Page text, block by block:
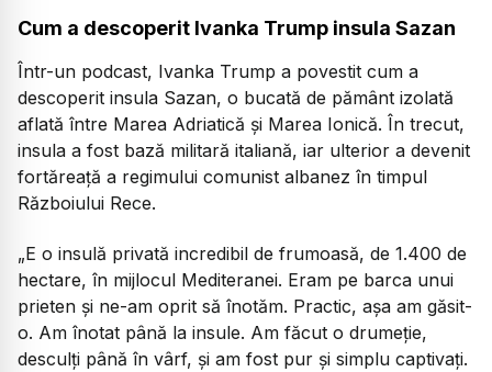
Cum a descoperit Ivanka Trump insula Sazan
Într-un podcast, Ivanka Trump a povestit cum a
descoperit insula Sazan, o bucată de pământ izolată
aflată între Marea Adriatică și Marea Ionică. În trecut,
insula a fost bază militară italiană, iar ulterior a devenit
fortăreață a regimului comunist albanez în timpul
Războiului Rece.
„E o insulă privată incredibil de frumoasă, de 1.400 de
hectare, în mijlocul Mediteranei. Eram pe barca unui
prieten și ne-am oprit să înotăm. Practic, așa am găsit-
o. Am înotat până la insule. Am făcut o drumeție,
desculți până în vârf, și am fost pur și simplu captivați.